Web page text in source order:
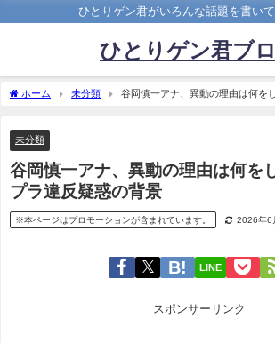
ひとりゲン君がいろんな話題を書いて
ひとりゲン君ブ
ホーム 未分類
谷岡慎一アナ、異動の理由は何を
未分類
谷岡慎一アナ、異動の理由は何を
プラ違反疑惑の背景
※本ページはプロモーションが含まれています。 2026年6
LINE
スポンサーリンク